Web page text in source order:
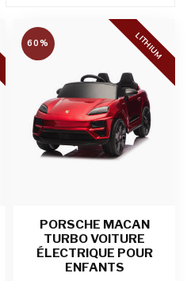
LITHIUM
60%
PORSCHE MACAN
TURBO VOITURE
ÉLECTRIQUE POUR
ENFANTS